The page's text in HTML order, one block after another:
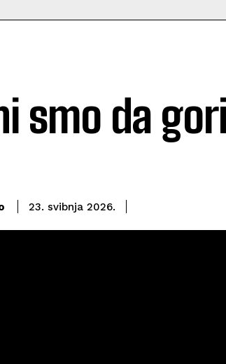
smo da
23. svibnja 2026.